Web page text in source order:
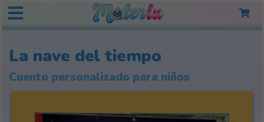
La nave del tiempo
Cuento personalizado para niños